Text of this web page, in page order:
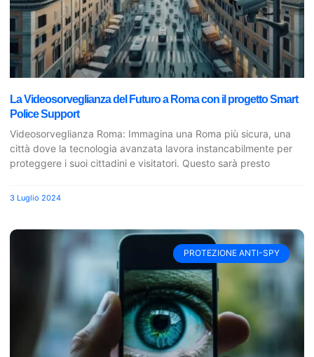
La Videosorveglianza del Futuro a Roma con il progetto Smart
Police Support
Videosorveglianza Roma: Immagina una Roma più sicura, una
città dove la tecnologia avanzata lavora instancabilmente per
proteggere i suoi cittadini e visitatori. Questo sarà presto
3 Luglio 2024
PROTEZIONE ANTI-SPY